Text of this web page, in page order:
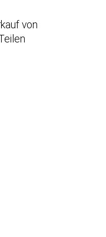
von